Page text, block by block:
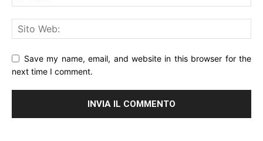
Save my name, email, and website in this browser for the
next time I comment.